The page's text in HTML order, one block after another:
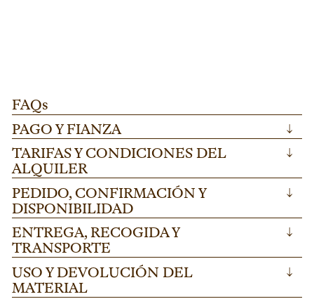
FAQs
PAGO Y FIANZA
↓
TARIFAS Y CONDICIONES DEL
ALQUILER
↓
PEDIDO, CONFIRMACIÓN Y
DISPONIBILIDAD
↓
ENTREGA, RECOGIDA Y
TRANSPORTE
↓
USO Y DEVOLUCIÓN DEL
MATERIAL
↓